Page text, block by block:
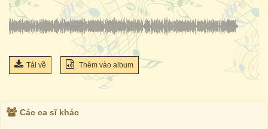
Tải về Thêm vào album
Các ca sĩ khác